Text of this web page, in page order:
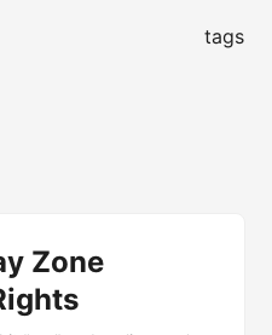
tags
Zone